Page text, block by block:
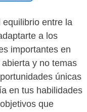
equilibrio entre la
a los
importantes en
y no temas
únicas
en tus habilidades
que